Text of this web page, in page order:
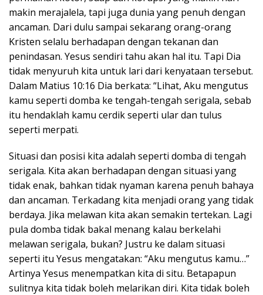
makin merajalela, tapi juga dunia yang penuh dengan
ancaman. Dari dulu sampai sekarang orang-orang
Kristen selalu berhadapan dengan tekanan dan
penindasan. Yesus sendiri tahu akan hal itu. Tapi Dia
tidak menyuruh kita untuk lari dari kenyataan tersebut.
Dalam Matius 10:16 Dia berkata: “Lihat, Aku mengutus
kamu seperti domba ke tengah-tengah serigala, sebab
itu hendaklah kamu cerdik seperti ular dan tulus
seperti merpati.
Situasi dan posisi kita adalah seperti domba di tengah
serigala. Kita akan berhadapan dengan situasi yang
tidak enak, bahkan tidak nyaman karena penuh bahaya
dan ancaman. Terkadang kita menjadi orang yang tidak
berdaya. Jika melawan kita akan semakin tertekan. Lagi
pula domba tidak bakal menang kalau berkelahi
melawan serigala, bukan? Justru ke dalam situasi
seperti itu Yesus mengatakan: “Aku mengutus kamu…”
Artinya Yesus menempatkan kita di situ. Betapapun
sulitnya kita tidak boleh melarikan diri. Kita tidak boleh